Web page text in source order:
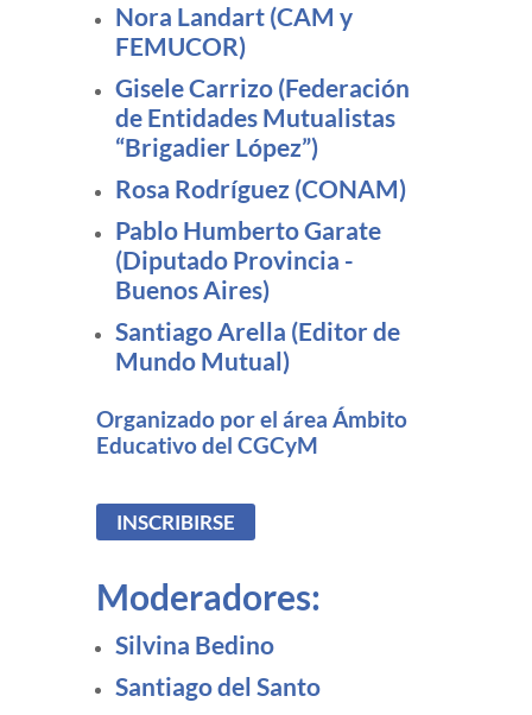
Nora Landart (CAM y
FEMUCOR)
Gisele Carrizo (Federación
de Entidades Mutualistas
“Brigadier López”)
Rosa Rodríguez (CONAM)
Pablo Humberto Garate
(Diputado Provincia -
Buenos Aires)
Santiago Arella (Editor de
Mundo Mutual)
Organizado por el área Ámbito
Educativo del CGCyM
INSCRIBIRSE
Moderadores:
Silvina Bedino
Santiago del Santo